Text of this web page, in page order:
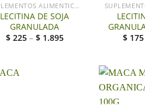
SUPLEMENTOS ALIMENTICIOS
LECITINA DE SOJA
GRANULADA
$ 225– $ 1.895
$ 175